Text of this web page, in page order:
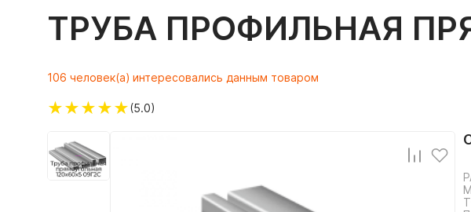
ТРУБА ПРОФИЛЬНАЯ
106 человек(а) интересовались данным товаром
★★★★★(5.0)